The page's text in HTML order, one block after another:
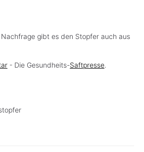
gibt es den Stopfer auch aus
- Die Gesundheits-Saftpresse.